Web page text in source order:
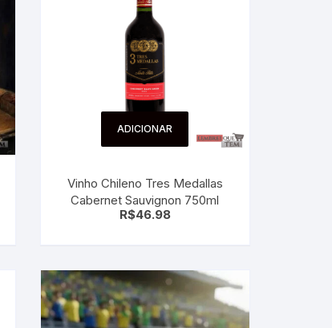
ADICIONAR
Vinho Chileno Tres Medallas
Cabernet Sauvignon 750ml
R$46.98